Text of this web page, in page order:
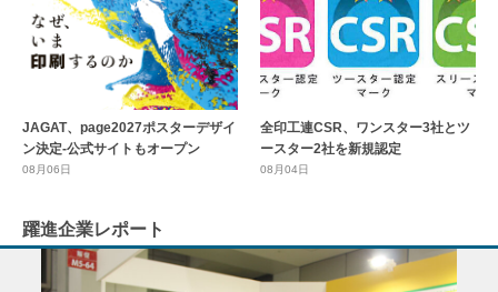
JAGAT、page2027ポスターデザイ
ン決定-公式サイトもオープン
08月06日
全印工連CSR、ワンスター3社とツ
ースター2社を新規認定
08月04日
躍進企業レポート